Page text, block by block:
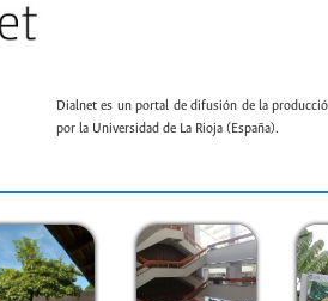
Dialnet es un portal de difusión de la
por la Universidad de La Rioja (España).